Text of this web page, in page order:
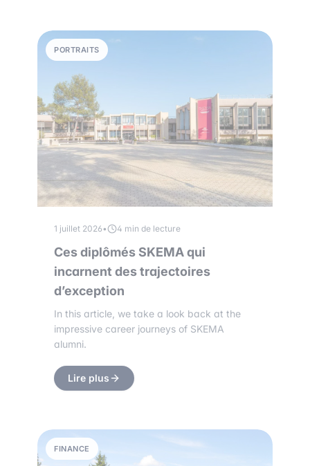
PORTRAITS
1 juillet 2026• 4 min de lecture
Ces diplômés SKEMA qui
incarnent des trajectoires
d’exception
In this article, we take a look back at the
impressive career journeys of SKEMA
alumni.
Lire plus
FINANCE